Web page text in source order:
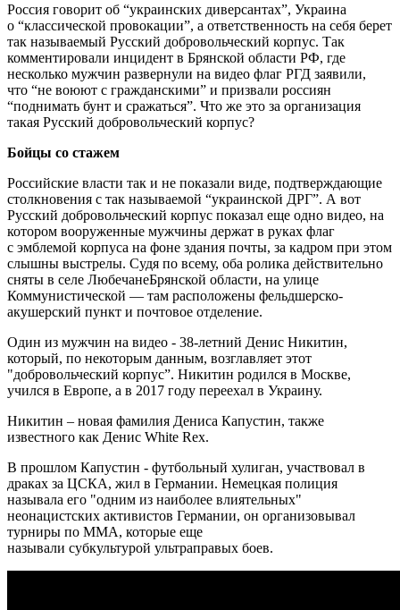
Россия говорит об “украинских диверсантах”, Украина
о “классической провокации”, а ответственность на себя берет
так называемый Русский добровольческий корпус. Так
комментировали инцидент в Брянской области РФ, где
несколько мужчин развернули на видео флаг РГД заявили,
что “не воюют с гражданскими” и призвали россиян
“поднимать бунт и сражаться”. Что же это за организация
такая Русский добровольческий корпус?
Бойцы со стажем
Российские власти так и не показали виде, подтверждающие
столкновения с так называемой “украинской ДРГ”. А вот
Русский добровольческий корпус показал еще одно видео, на
котором вооруженные мужчины держат в руках флаг
с эмблемой корпуса на фоне здания почты, за кадром при этом
слышны выстрелы. Судя по всему, оба ролика действительно
сняты в селе ЛюбечанеБрянской области, на улице
Коммунистической — там расположены фельдшерско-
акушерский пункт и почтовое отделение.
Один из мужчин на видео - 38-летний Денис Никитин,
который, по некоторым данным, возглавляет этот
"добровольческий корпус”. Никитин родился в Москве,
учился в Европе, а в 2017 году переехал в Украину.
Никитин – новая фамилия Дениса Капустин, также
известного как Денис White Rex.
В прошлом Капустин - футбольный хулиган, участвовал в
драках за ЦСКА, жил в Германии. Немецкая полиция
называла его "одним из наиболее влиятельных"
неонацистских активистов Германии, он организовывал
турниры по MMA, которые еще
называли субкультурой ультраправых боев.